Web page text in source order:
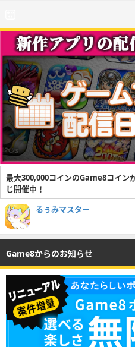
最大300,000コインのGame8コイン
じ開催中！
るぅみマスター
Game8からのお知らせ